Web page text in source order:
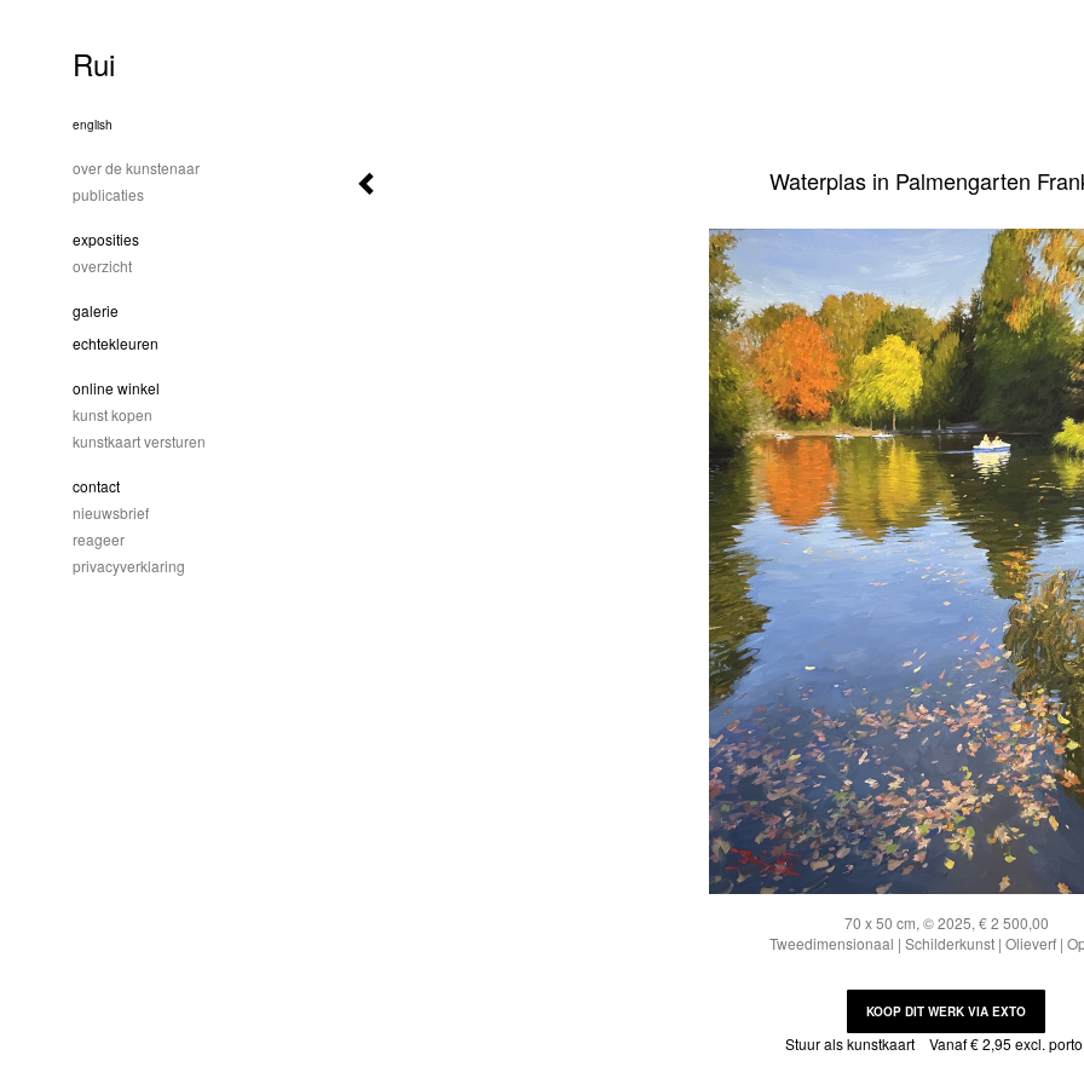
Waterplas in Palmengarten
70 x 50 cm, © 2025, € 2 500,00
Tweedimensionaal | Schilderkunst | Olieverf |
KOOP DIT WERK VIA EXTO
Stuur als kunstkaart Vanaf € 2,95 excl. porto
Rui
english
over de kunstenaar
publicaties
exposities
overzicht
galerie
echtekleuren
online winkel
kunst kopen
kunstkaart versturen
contact
nieuwsbrief
reageer
privacyverklaring